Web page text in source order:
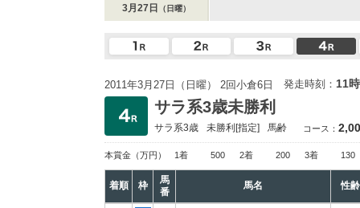
3月27日 （日曜）
2011年3月27日（日曜） 2回小倉6日 発走時刻： 11
サラ系3歳未勝利
サラ系3歳 未勝利[指定] 馬齢 コース：
本賞金 （万円） 1着 500 2着 200 3着 130
着順 枠
馬
番
馬名 性齢